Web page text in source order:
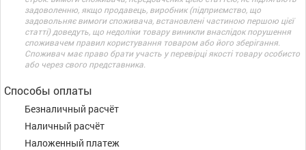
задоволенню, якщо продавець, виробник (підприємство, що
задовольняє вимоги споживача, встановлені частиною першою цієї
статті) доведуть, що недоліки товару виникли внаслідок порушення
споживачем правил користування товаром або його зберігання.
Споживач має право брати участь у перевірці якості товару особисто
або через свого представника.
Способы оплаты
Безналичный расчёт
Наличный расчёт
Наложенный платеж